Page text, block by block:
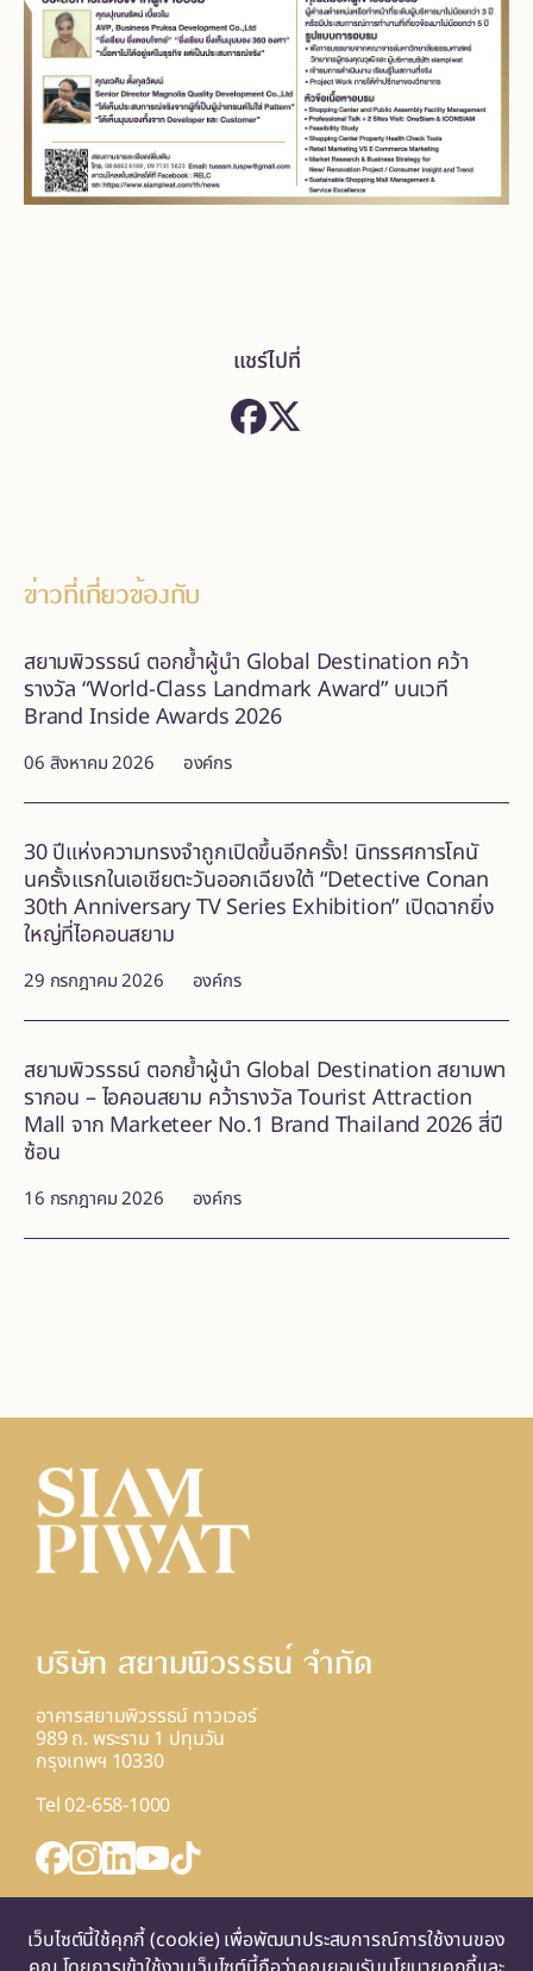
แชร์ไปที่
ข่าวที่เกี่ยวข้องกับ
06 สิงหาคม 2026 องค์กร
สยามพิวรรธน์ ตอกย้ำผู้นำ Global Destination คว้า
รางวัล “World-Class Landmark Award” บนเวที
Brand Inside Awards 2026
29 กรกฎาคม 2026 องค์กร
30 ปีแห่งความทรงจำถูกเปิดขึ้นอีกครั้ง! นิทรรศการโคนั
นครั้งแรกในเอเชียตะวันออกเฉียงใต้ “Detective Conan
30th Anniversary TV Series Exhibition” เปิดฉากยิ่ง
ใหญ่ที่ไอคอนสยาม
16 กรกฎาคม 2026 องค์กร
สยามพิวรรธน์ ตอกย้ำผู้นำ Global Destination สยามพา
รากอน – ไอคอนสยาม คว้ารางวัล Tourist Attraction
Mall จาก Marketeer No.1 Brand Thailand 2026 สี่ปี
ซ้อน
บริษัท สยามพิวรรธน์ จํากัด
อาคารสยามพิวรรธน์ ทาวเวอร์
989 ถ. พระราม 1 ปทุมวัน
กรุงเทพฯ 10330
Tel 02-658-1000
แผนที่
เว็บไซต์นี้ใช้คุกกี้ (cookie) เพื่อพัฒนาประสบการณ์การใช้งานของ